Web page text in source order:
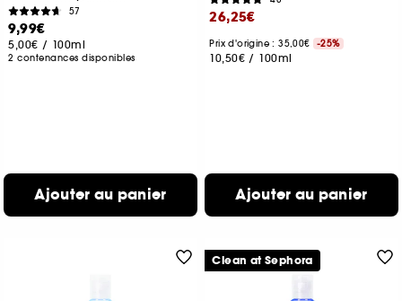
57
9,99€
5,00€ / 100ml
2 contenances disponibles
Ajouter au panier
26,25€
Prix d'origine : 35,00€ -25%
10,50€ / 100ml
Ajouter au panier
Clean at Sephora